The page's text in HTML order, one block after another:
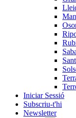
Iniciar Sessió
Subscriu-t'hi
Newsletter